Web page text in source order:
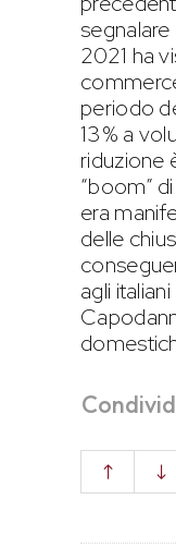
2021 ha
periodo
13% a
riduzione
“boom”
era
delle
agli